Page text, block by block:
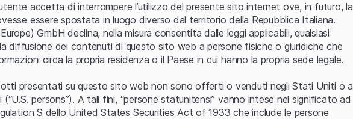
accetta di interrompere l’utilizzo del presente sito internet ove, in futuro, la
essere spostata in luogo diverso dal territorio della Repubblica Italiana.
GmbH declina, nella misura consentita dalle leggi applicabili, qualsiasi
diffusione dei contenuti di questo sito web a persone fisiche o giuridiche che
circa la propria residenza o il Paese in cui hanno la propria sede legale.
presentati su questo sito web non sono offerti o venduti negli Stati Uniti o a
persons”). A tali fini, “persone statunitensi” vanno intese nel significato ad
S dello United States Securities Act of 1933 che include le persone